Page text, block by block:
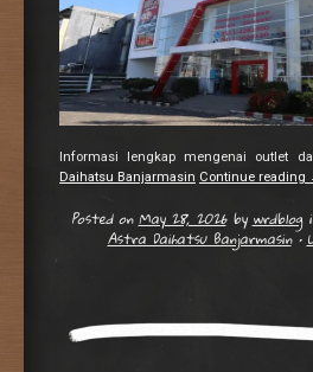
Informasi lengkap mengenai outlet
Daihatsu Banjarmasin Continue reading
Posted onMay 28, 2026by wrdblog
Astra Daihatsu Banjarmasin •